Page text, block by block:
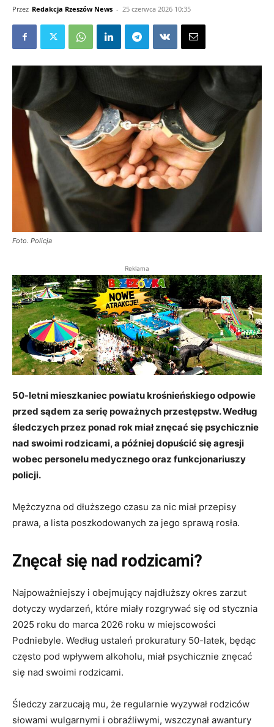
Przez Redakcja Rzeszów News - 25 czerwca 2026 10:35
Foto. Policja
Reklama
50-letni mieszkaniec powiatu krośnieńskiego odpowie
przed sądem za serię poważnych przestępstw. Według
śledczych przez ponad rok miał znęcać się psychicznie
nad swoimi rodzicami, a później dopuścić się agresji
wobec personelu medycznego oraz funkcjonariuszy
policji.
Mężczyzna od dłuższego czasu za nic miał przepisy
prawa, a lista poszkodowanych za jego sprawą rosła.
Znęcał się nad rodzicami?
Najpoważniejszy i obejmujący najdłuższy okres zarzut
dotyczy wydarzeń, które miały rozgrywać się od stycznia
2025 roku do marca 2026 roku w miejscowości
Podniebyle. Według ustaleń prokuratury 50-latek, będąc
często pod wpływem alkoholu, miał psychicznie znęcać
się nad swoimi rodzicami.
Śledczy zarzucają mu, że regularnie wyzywał rodziców
słowami wulgarnymi i obraźliwymi, wszczynał awantury